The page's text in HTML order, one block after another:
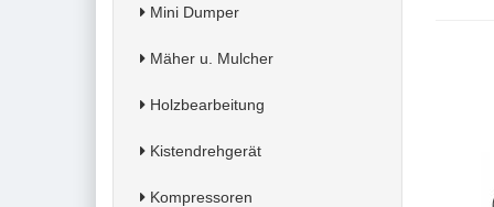
Mini Dumper
Mäher u. Mulcher
Holzbearbeitung
Kistendrehgerät
Kompressoren